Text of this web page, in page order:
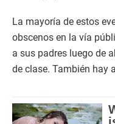
La mayoría de estos
obscenos en la vía
a sus padres luego de
de clase. También hay